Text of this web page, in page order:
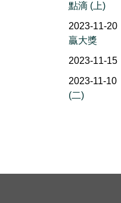
點滴 (上)
2023-11-20
贏大獎
2023-11-15
2023-11-10
(二)